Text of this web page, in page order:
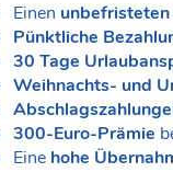
Einen
Pünktliche
30 Tage
Weihnachts- und
300-Euro-Prämie
Eine hohe